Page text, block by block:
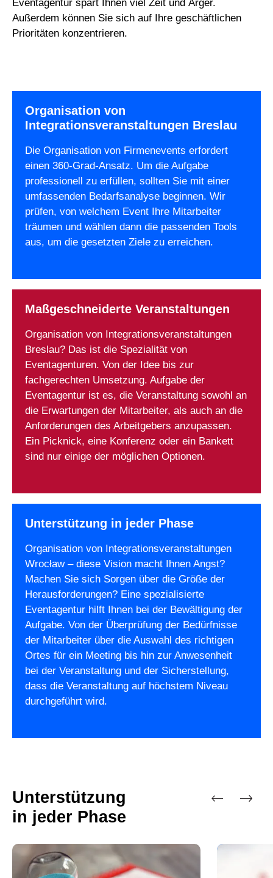
Eventagentur spart Ihnen viel Zeit und Ärger.
Außerdem können Sie sich auf Ihre geschäftlichen
Prioritäten konzentrieren.
Organisation von
Integrationsveranstaltungen Breslau
Die Organisation von Firmenevents erfordert
einen 360-Grad-Ansatz. Um die Aufgabe
professionell zu erfüllen, sollten Sie mit einer
umfassenden Bedarfsanalyse beginnen. Wir
prüfen, von welchem Event Ihre Mitarbeiter
träumen und wählen dann die passenden Tools
aus, um die gesetzten Ziele zu erreichen.
Maßgeschneiderte Veranstaltungen
Organisation von Integrationsveranstaltungen
Breslau? Das ist die Spezialität von
Eventagenturen. Von der Idee bis zur
fachgerechten Umsetzung. Aufgabe der
Eventagentur ist es, die Veranstaltung sowohl an
die Erwartungen der Mitarbeiter, als auch an die
Anforderungen des Arbeitgebers anzupassen.
Ein Picknick, eine Konferenz oder ein Bankett
sind nur einige der möglichen Optionen.
Unterstützung in jeder Phase
Organisation von Integrationsveranstaltungen
Wrocław – diese Vision macht Ihnen Angst?
Machen Sie sich Sorgen über die Größe der
Herausforderungen? Eine spezialisierte
Eventagentur hilft Ihnen bei der Bewältigung der
Aufgabe. Von der Überprüfung der Bedürfnisse
der Mitarbeiter über die Auswahl des richtigen
Ortes für ein Meeting bis hin zur Anwesenheit
bei der Veranstaltung und der Sicherstellung,
dass die Veranstaltung auf höchstem Niveau
durchgeführt wird.
Unterstützung
in jeder Phase